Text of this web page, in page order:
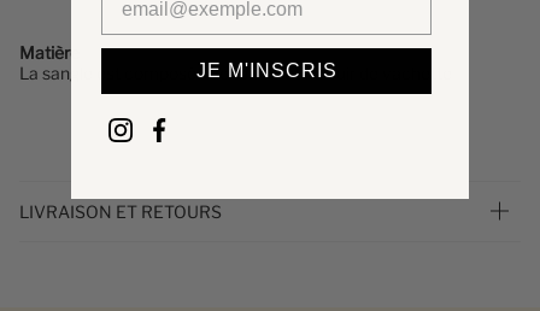
Matière
La sangle
est composée de textile et de cuir de vachette
LIVRAISON ET RETOURS
JE M'INSCRIS